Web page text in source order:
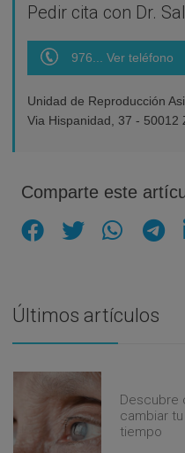
Pedir cita con Dr.
976... Ver teléfono
Unidad de Reproducción
Via Hispanidad, 37 - 50012
Comparte este
Últimos artículos
Descubre
cambiar
tiempo